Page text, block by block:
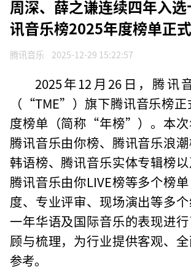
周深、薛之谦连续四年入
讯音乐榜2025年度榜单正
腾讯音乐 2025-12-29 15:22:57
2025年12月26日，腾讯
（“TME”）旗下腾讯音乐榜
度榜单（简称“年榜”）。本次
腾讯音乐由你榜、腾讯音乐浪
韩语榜、腾讯音乐实体专辑榜
腾讯音乐由你LIVE榜等多个榜
度、专业评审、现场演出等多
一年华语及国际音乐的表现进
顾与梳理，为行业提供客观、
参考。